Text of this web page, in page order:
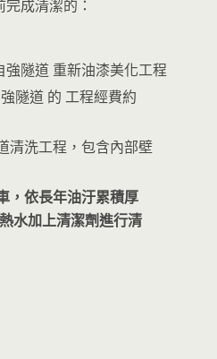
成清潔的：
隧道 重新油漆美化工程
隧道 的 工程經費約
清洗工程，包含內部壁
，依長年油汙累積厚
水加上清潔劑進行清